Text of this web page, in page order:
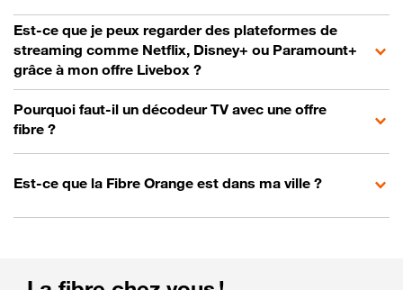
Est-ce que je peux regarder des plateformes de
streaming comme Netflix, Disney+ ou Paramount+
grâce à mon offre Livebox ?
Pourquoi faut-il un décodeur TV avec une offre
fibre ?
Est-ce que la Fibre Orange est dans ma ville ?